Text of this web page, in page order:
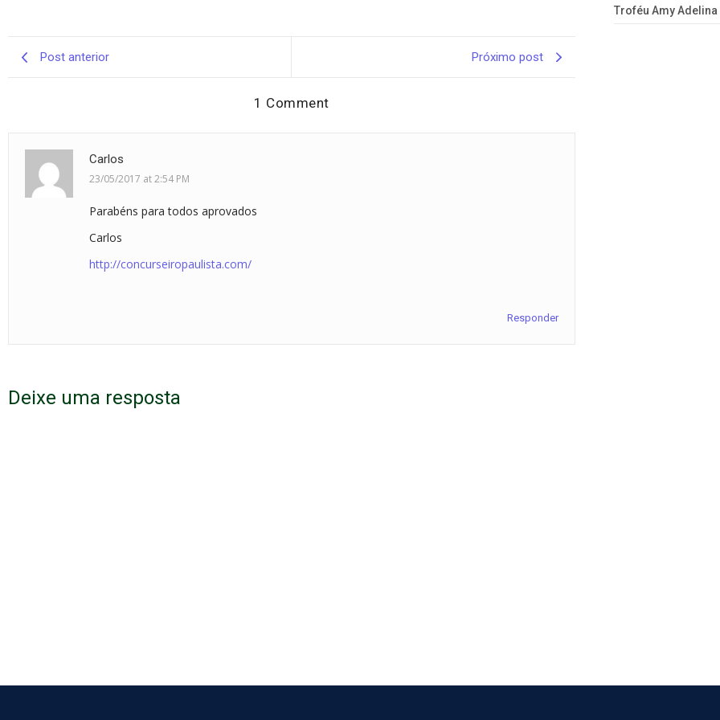
Troféu Amy Adelina
Post anterior Próximo post
1 Comment
Carlos
23/05/2017 at 2:54 PM
Parabéns para todos aprovados
Carlos
http://concurseiropaulista.com/
Responder
Deixe uma resposta